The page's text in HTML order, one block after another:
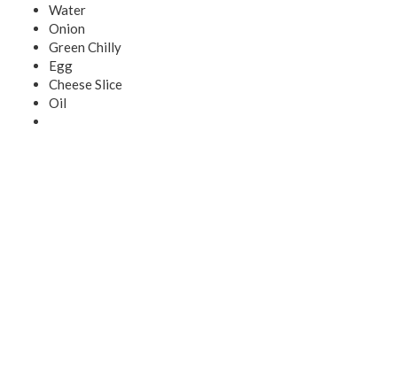
Water
Onion
Green Chilly
Egg
Cheese Slice
Oil